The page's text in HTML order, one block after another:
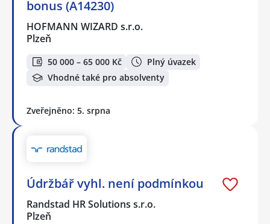
bonus (A14230)
HOFMANN WIZARD s.r.o.
Plzeň
50 000 – 65 000 Kč
Plný úvazek
Vhodné také pro absolventy
Zveřejněno: 5. srpna
Údržbář vyhl. není podmínkou
Randstad HR Solutions s.r.o.
Plzeň